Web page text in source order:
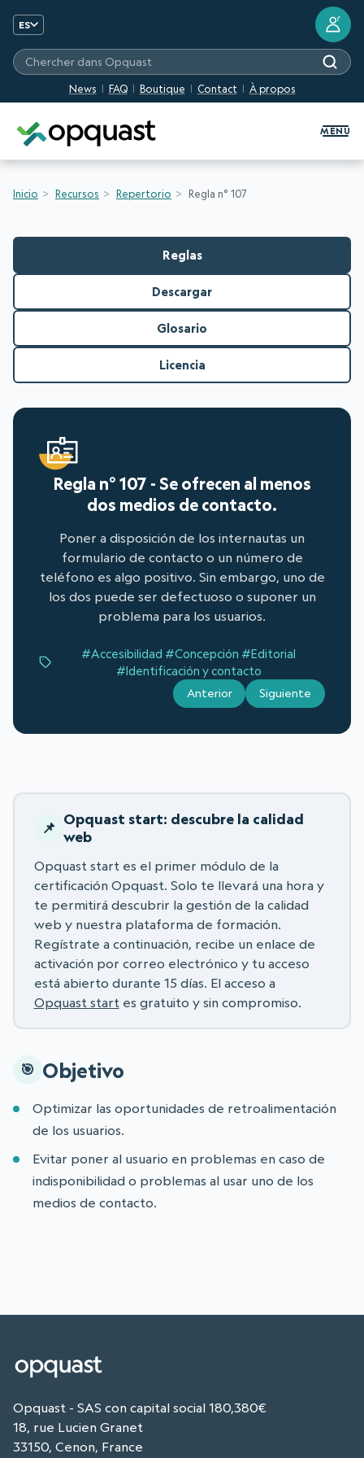
ES
News FAQ Boutique Contact À propos
Chercher dans Opquast
?
MENU
Inicio Recursos Repertorio Regla n° 107
Reglas
Descargar
Glosario
Licencia
Regla n° 107 - Se ofrecen al menos
dos medios de contacto.
Poner a disposición de los internautas un
formulario de contacto o un número de
teléfono es algo positivo. Sin embargo, uno de
los dos puede ser defectuoso o suponer un
problema para los usuarios.
#Accesibilidad #Concepción #Editorial
#Identificación y contacto
Anterior Siguiente
Opquast start: descubre la calidad
web
Opquast start es el primer módulo de la
certificación Opquast. Solo te llevará una hora y
te permitirá descubrir la gestión de la calidad
web y nuestra plataforma de formación.
Regístrate a continuación, recibe un enlace de
activación por correo electrónico y tu acceso
está abierto durante 15 días. El acceso a
Opquast startes gratuito y sin compromiso.
Objetivo
Optimizar las oportunidades de retroalimentación
de los usuarios.
Evitar poner al usuario en problemas en caso de
indisponibilidad o problemas al usar uno de los
medios de contacto.
Opquast - SAS con capital social 180,380€
18, rue Lucien Granet
33150, Cenon, France